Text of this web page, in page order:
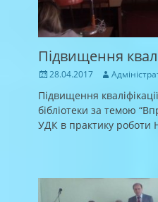
Підвищення
Posted
28.04.2017 Author
Підвищення
бібліотеки за темою
УДК в практику роботи